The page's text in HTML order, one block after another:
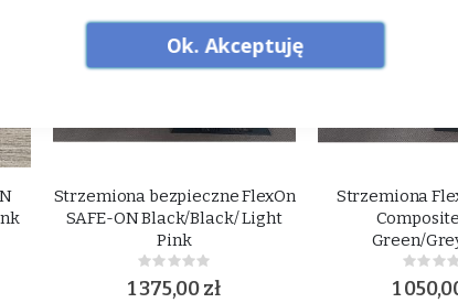
Strzemiona bezpieczne FlexOn
SAFE-ON Black/Black/ Light
Pink
Rating:
0%
1 375,00 zł
Strzemiona
Green/
0%
1
Ok. Akceptuję